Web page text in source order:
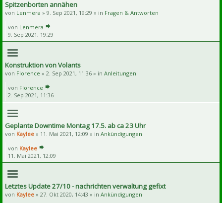
Spitzenborten annähen
von Lenmera » 9. Sep 2021, 19:29 » in Fragen & Antworten
von Lenmera
9. Sep 2021, 19:29
Konstruktion von Volants
von Florence » 2. Sep 2021, 11:36 » in Anleitungen
von Florence
2. Sep 2021, 11:36
Geplante Downtime Montag 17.5. ab ca 23 Uhr
von Kaylee » 11. Mai 2021, 12:09 » in Ankündigungen
von Kaylee
11. Mai 2021, 12:09
Letztes Update 27/10 - nachrichten verwaltung gefixt
von Kaylee » 27. Okt 2020, 14:43 » in Ankündigungen